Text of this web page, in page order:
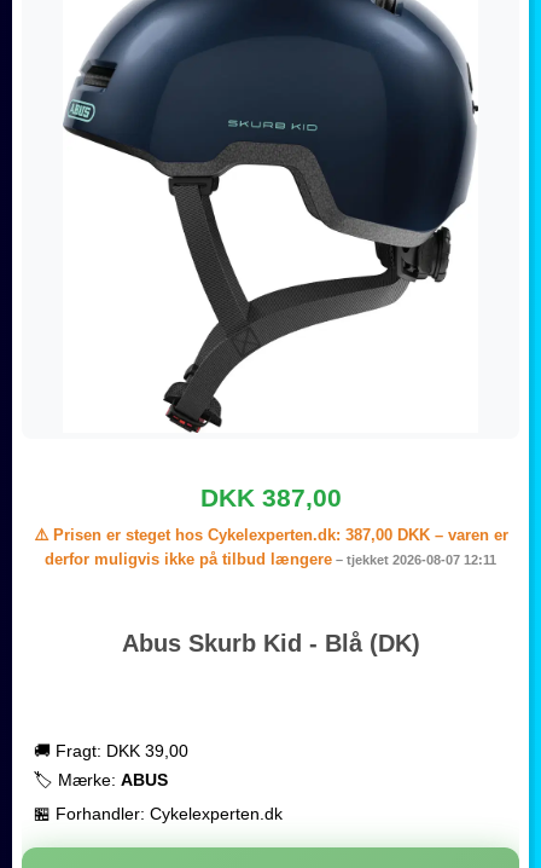
DKK 387,00
⚠️ Prisen er steget hos Cykelexperten.dk: 387,00 DKK– varen er
derfor muligvis ikke på tilbud længere – tjekket 2026-08-07 12:11
Abus Skurb Kid - Blå (DK)
🚚 Fragt: DKK 39,00
🏷️ Mærke: ABUS
🏪 Forhandler: Cykelexperten.dk